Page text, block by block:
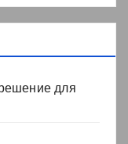
для